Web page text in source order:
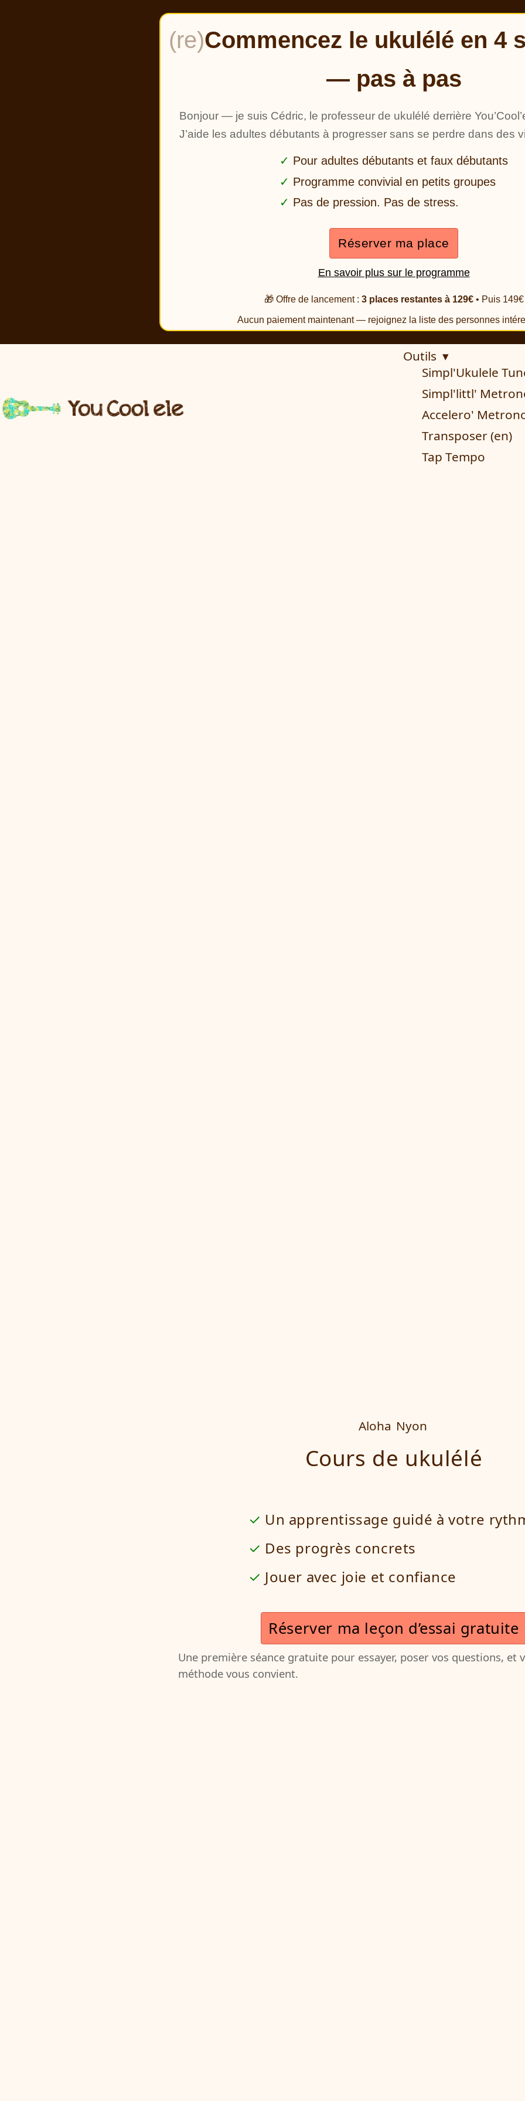
(re)Commencez le ukulélé en 4
— pas à pas
Bonjour — je suis Cédric, le professeur de ukulélé derrière
J’aide les adultes débutants à progresser sans se perdre dans des
Pour adultes débutants et faux débutants
Programme convivial en petits groupes
Pas de pression. Pas de stress.
Réserver ma place
En savoir plus sur le programme
🎁 Offre de lancement : 3 places restantes à 129€• Puis 149€
Aucun paiement maintenant — rejoignez la liste des personnes
Outils ▾
Simpl'Ukulele
Simpl'littl'
Accelero'
Transposer (en)
Tap Tempo
Aloha Nyon
Cours de ukulélé
Un apprentissage guidé à votre
Des progrès concrets
Jouer avec joie et confiance
Réserver ma leçon d’essai gratuite
Une première séance gratuite pour essayer, poser vos questions, et
méthode vous convient.